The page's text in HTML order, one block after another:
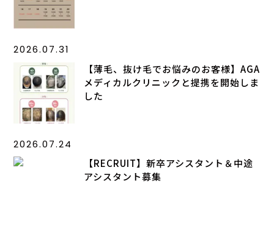
2026.07.31
【薄毛、抜け毛でお悩みのお客様】AGA
メディカルクリニックと提携を開始しま
した
2026.07.24
【RECRUIT】新卒アシスタント＆中途
アシスタント募集